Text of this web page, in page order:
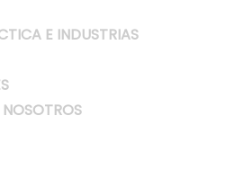
E INDUSTRIAS